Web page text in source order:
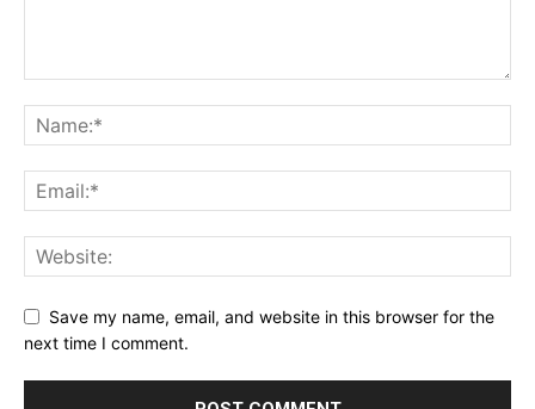
Save my name, email, and website in this browser for the
next time I comment.